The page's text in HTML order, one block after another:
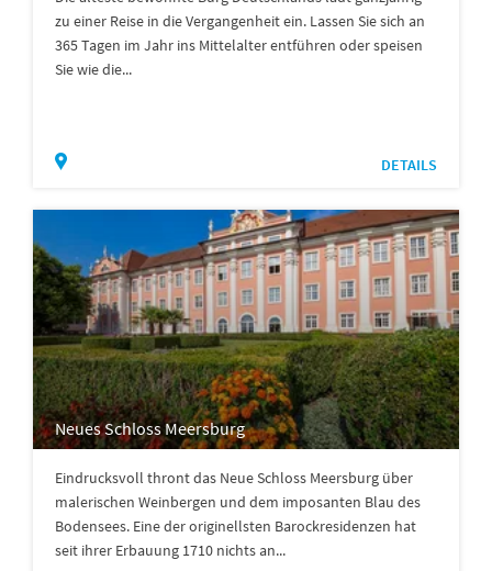
zu einer Reise in die Vergangenheit ein. Lassen Sie sich an
365 Tagen im Jahr ins Mittelalter entführen oder speisen
Sie wie die...
DETAILS
Neues Schloss Meersburg
Eindrucksvoll thront das Neue Schloss Meersburg über
malerischen Weinbergen und dem imposanten Blau des
Bodensees. Eine der originellsten Barockresidenzen hat
seit ihrer Erbauung 1710 nichts an...